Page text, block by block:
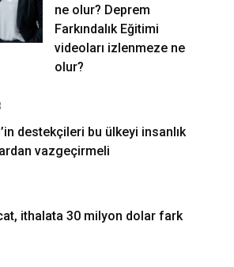
ne olur? Deprem
Farkındalık Eğitimi
videoları izlenmeze ne
olur?
destekçileri bu ülkeyi insanlık
vazgeçirmeli
ithalata 30 milyon dolar fark